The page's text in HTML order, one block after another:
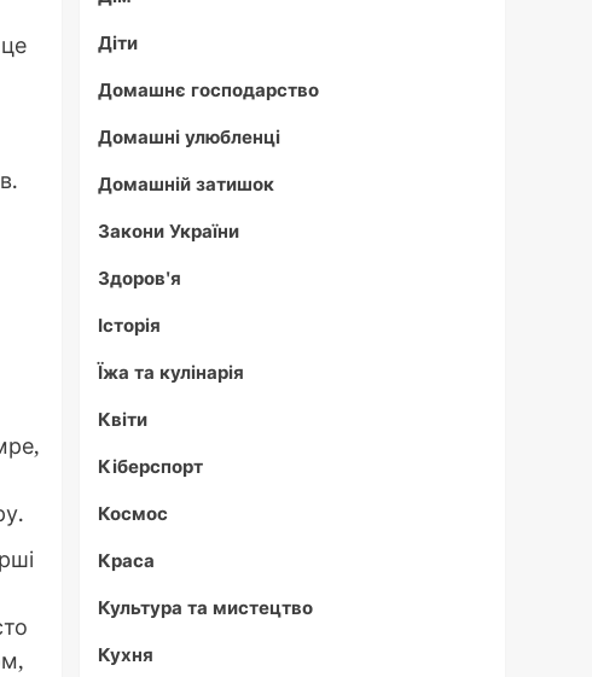
Діти
Домашнє господарство
Домашні улюбленці
Домашній затишок
Закони України
Здоров'я
Історія
Їжа та кулінарія
Квіти
Кіберспорт
Космос
Краса
Культура та мистецтво
Кухня